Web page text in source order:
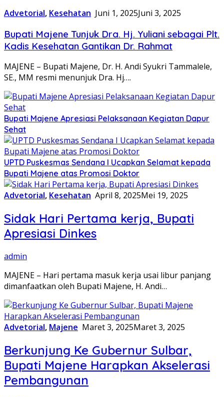
Advetorial, Kesehatan Juni 1, 2025Juni 3, 2025
Bupati Majene Tunjuk Dra. Hj. Yuliani sebagai Plt.
Kadis Kesehatan Gantikan Dr. Rahmat
MAJENE – Bupati Majene, Dr. H. Andi Syukri Tammalele,
SE., MM resmi menunjuk Dra. Hj….
Bupati Majene Apresiasi Pelaksanaan Kegiatan Dapur
Sehat
UPTD Puskesmas Sendana I Ucapkan Selamat kepada
Bupati Majene atas Promosi Doktor
Advetorial, Kesehatan April 8, 2025Mei 19, 2025
Sidak Hari Pertama kerja, Bupati
Apresiasi Dinkes
admin
MAJENE – Hari pertama masuk kerja usai libur panjang
dimanfaatkan oleh Bupati Majene, H. Andi…
Advetorial, Majene Maret 3, 2025Maret 3, 2025
Berkunjung Ke Gubernur Sulbar,
Bupati Majene Harapkan Akselerasi
Pembangunan